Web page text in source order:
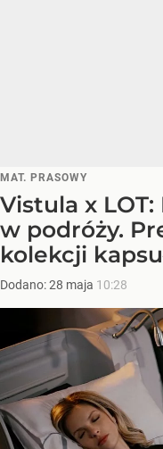
MAT. PRASOWY
Vistula x
w podróży.
kolekcji
Dodano:28 maja 10:28